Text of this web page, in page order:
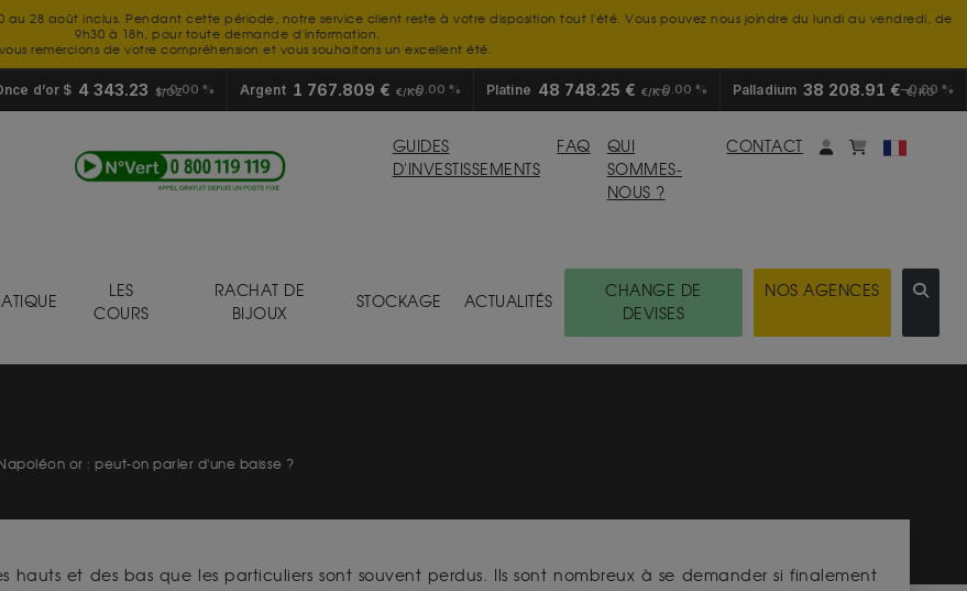
au 28 août inclus. Pendant cette période, notre service client reste à votre disposition tout l'été. Vous pouvez nous joindre du lundi au vendredi, de
9h30 à 18h, pour toute demande d'information.
remercions de votre compréhension et vous souhaitons un excellent été.
d’or $ 4 343.23 $/OZ0.00 % Argent 1 767.809 € €/KG0.00 % Platine 48 748.25 € €/KG0.00 % Palladium 38 208.91 €€/KG
0.00 %
GUIDES
D'INVESTISSEMENTS
FAQ
QUI
SOMMES-
NOUS ?
CONTACT Mon compte
monpanier
LES
COURS
RACHAT DE
BIJOUX
STOCKAGE ACTUALITÉS
CHANGE DE
DEVISES
NOS AGENCES
or : peut-on parler d'une baisse ?
hauts et des bas que les particuliers sont souvent perdus. Ils sont nombreux à se demander si finalement